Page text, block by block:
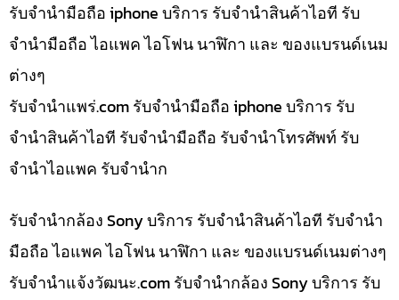
รับจำนำมือถือ iphone บริการ รับจำนำสินค้าไอที รับ
จำนำมือถือ ไอแพค ไอโฟน นาฬิกา และ ของแบรนด์เนม
ต่างๆ
รับจํานําแพร่.com รับจำนำมือถือ iphone บริการ รับ
จำนำสินค้าไอที รับจำนำมือถือ รับจำนำโทรศัพท์ รับ
จำนำไอแพค รับจำนำก
รับจำนำกล้อง Sony บริการ รับจำนำสินค้าไอที รับจำนำ
มือถือ ไอแพค ไอโฟน นาฬิกา และ ของแบรนด์เนมต่างๆ
รับจํานําแจ้งวัฒนะ.com รับจำนำกล้อง Sony บริการ รับ